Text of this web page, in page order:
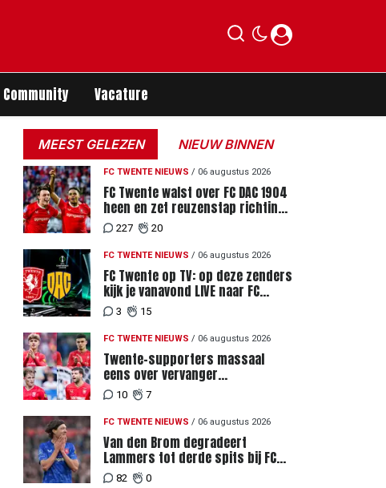
Community Vacature
MEEST GELEZEN NIEUW BINNEN
FC TWENTE NIEUWS / 06 augustus 2026
FC Twente walst over FC DAC 1904
heen en zet reuzenstap richting
de play-offs
227 20
FC TWENTE NIEUWS / 06 augustus 2026
FC Twente op TV: op deze zenders
kijk je vanavond LIVE naar FC
Twente - FC DAC 04
3 15
FC TWENTE NIEUWS / 06 augustus 2026
Twente-supporters massaal
eens over vervanger
geblesseerde Lemkin tegen FC
DAC 04
10 7
FC TWENTE NIEUWS / 06 augustus 2026
Van den Brom degradeert
Lammers tot derde spits bij FC
Twente
82 0